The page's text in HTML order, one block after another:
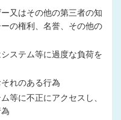
又はその他の第三者の知
の権利、名誉、その他の
ステム等に過度な負荷を
れのある行為
等に不正にアクセスし、